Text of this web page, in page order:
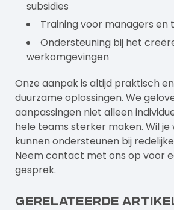
subsidies
Training voor managers en
Ondersteuning bij het
werkomgevingen
Onze aanpak is altijd praktisch
duurzame oplossingen. We
aanpassingen niet alleen
hele teams sterker maken. Wil je
kunnen ondersteunen bij
Neem contact met ons op voor
gesprek.
Gerelateerde